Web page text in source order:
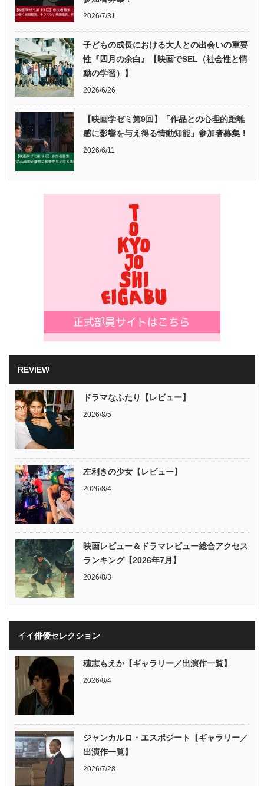
2026/7/31
子どもの成長における大人との出会いの重要
性『四月の余白』【映画でSEL（社会性と情
動の学習）】
2026/6/26
【映画学ゼミ第9回】「作品との心理的距離
感に影響を与え得る情動知能」参加者募集！
2026/6/11
REVIEW
ドラマなふたり【レビュー】
2026/8/5
左利きの少女【レビュー】
2026/8/4
映画レビュー＆ドラマレビュー総合アクセス
ランキング【2026年7月】
2026/8/3
イイ俳優セレクション
穂志もえか【ギャラリー／出演作一覧】
2026/8/4
ジャンカルロ・エスポジート【ギャラリー／
出演作一覧】
2026/7/28